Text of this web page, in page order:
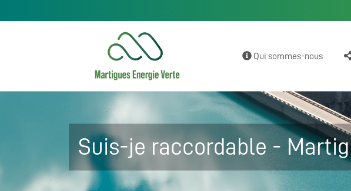
Qui sommes-nous
Suis-je raccordable -